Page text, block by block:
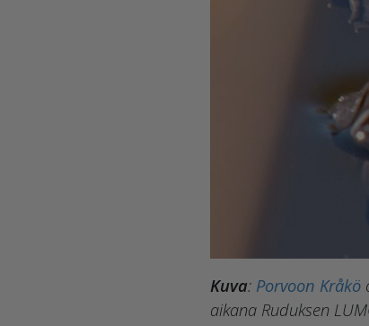
Kuva: Porvoon Kråkö
aikana Ruduksen